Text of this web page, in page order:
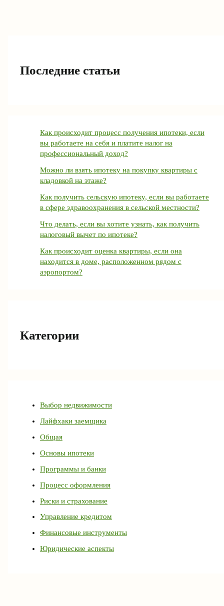
Последние статьи
Как происходит процесс получения ипотеки, если
вы работаете на себя и платите налог на
профессиональный доход?
Можно ли взять ипотеку на покупку квартиры с
кладовкой на этаже?
Как получить сельскую ипотеку, если вы работаете
в сфере здравоохранения в сельской местности?
Что делать, если вы хотите узнать, как получить
налоговый вычет по ипотеке?
Как происходит оценка квартиры, если она
находится в доме, расположенном рядом с
аэропортом?
Категории
Выбор недвижимости
Лайфхаки заемщика
Общая
Основы ипотеки
Программы и банки
Процесс оформления
Риски и страхование
Управление кредитом
Финансовые инструменты
Юридические аспекты